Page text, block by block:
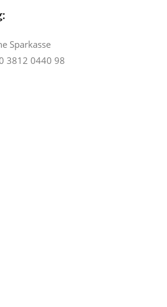
Sparkasse
3812 0440 98